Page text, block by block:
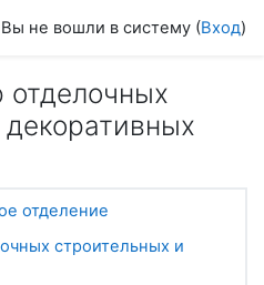
Вы не вошли в систему (Вход)
отделочных
отделение
строительных и